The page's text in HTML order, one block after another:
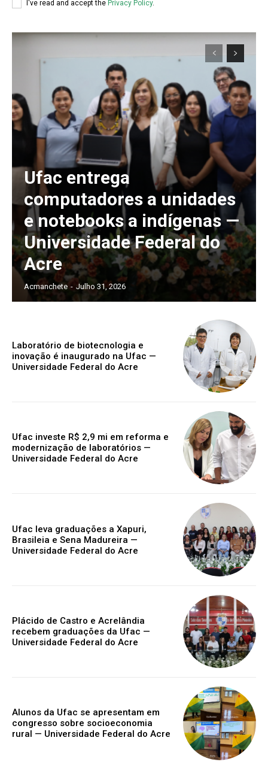
I've read and accept the Privacy Policy.
Ufac entrega
computadores a unidades
e notebooks a indígenas —
Universidade Federal do
Acre
Acmanchete - Julho 31, 2026
Laboratório de biotecnologia e
inovação é inaugurado na Ufac —
Universidade Federal do Acre
Ufac investe R$ 2,9 mi em reforma e
modernização de laboratórios —
Universidade Federal do Acre
Ufac leva graduações a Xapuri,
Brasileia e Sena Madureira —
Universidade Federal do Acre
Plácido de Castro e Acrelândia
recebem graduações da Ufac —
Universidade Federal do Acre
Alunos da Ufac se apresentam em
congresso sobre socioeconomia
rural — Universidade Federal do Acre